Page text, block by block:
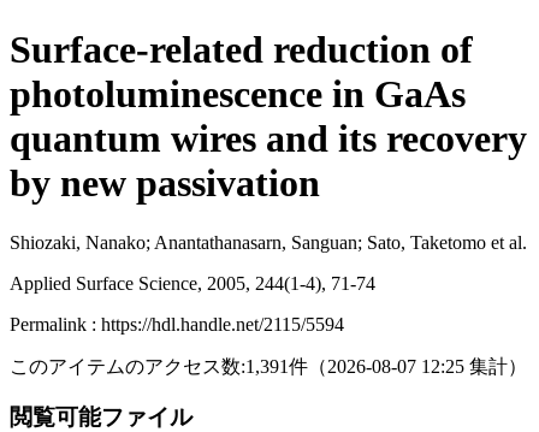
Surface-related reduction of
photoluminescence in GaAs
quantum wires and its recovery
by new passivation
Shiozaki, Nanako; Anantathanasarn, Sanguan; Sato, Taketomo et al.
Applied Surface Science, 2005, 244(1-4), 71-74
Permalink : https://hdl.handle.net/2115/5594
このアイテムのアクセス数:1,391件 （2026-08-07 12:25 集計）
閲覧可能ファイル